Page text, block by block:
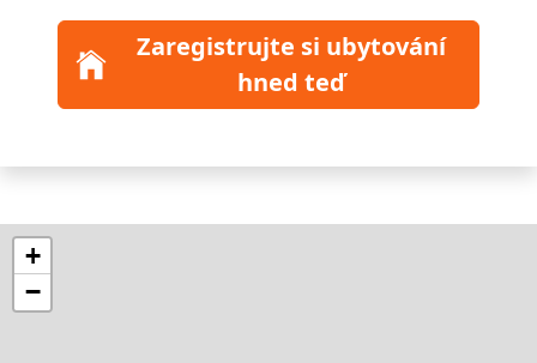
Zaregistrujte si ubytování
hned teď
+
−